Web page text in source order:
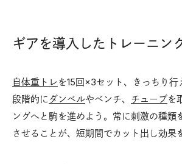
ギアを導入したトレーニング
自体重トレを15回×3セット、きっちり行
段階的に ダンベルやベンチ、 チューブを
ングへと駒を進めよう。常に刺激の種類
させることが、短期間でカット出し効果